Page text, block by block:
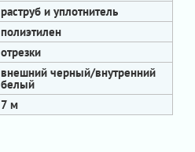
раструб и уплотнитель
полиэтилен
отрезки
внешний черный/внутренний
белый
7 м